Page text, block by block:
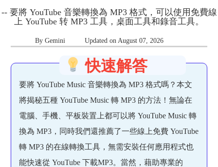
-- 要將 YouTube 音樂轉換為 MP3 格式，可以使用免費線
上 YouTube 转 MP3 工具，桌面工具和錄音工具。
By Gemini Updated on August 07, 2026
快速解答
要將 YouTube Music 音樂轉換為 MP3 格式嗎？本文
將揭秘五種 YouTube Music 轉 MP3 的方法！無論在
電腦、手機、平板裝置上都可以將 YouTube Music 轉
換為 MP3，同時我們還推薦了一些線上免費 YouTube
轉 MP3 的在線轉換工具，無需安裝任何應用程式也
能快速從 YouTube 下載MP3。當然，藉助專業的